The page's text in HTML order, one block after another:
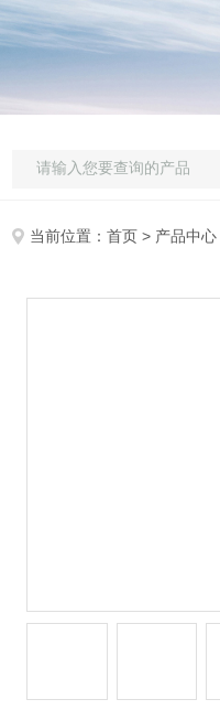
当前位置：首页 > 产品中心